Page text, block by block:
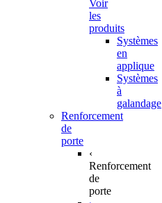
Voir
les
produits
Systèmes
en
applique
Systèmes
à
galandage
Renforcement
de
porte
‹
Renforcement
de
porte